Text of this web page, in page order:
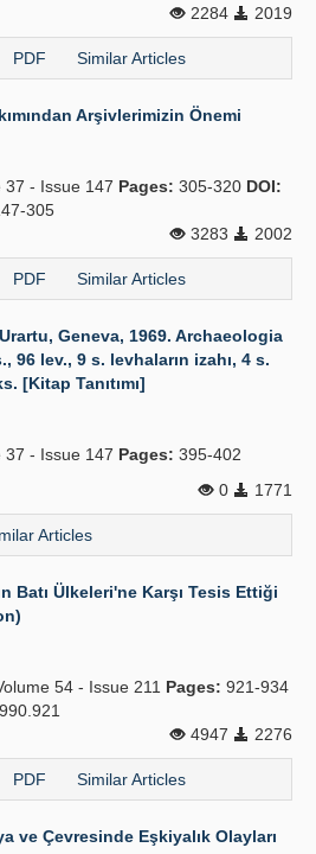
2284
2019
PDF Similar Articles
Arşivlerimizin Önemi
37 - Issue 147 Pages: 305-320 DOI:
305
3283
2002
PDF Similar Articles
Geneva, 1969. Archaeologia
96 lev., 9 s. levhaların izahı, 4 s.
[Kitap Tanıtımı]
37 - Issue 147 Pages: 395-402
0
1771
Articles
Batı Ülkeleri'ne Karşı Tesis Ettiği
54 - Issue 211 Pages: 921-934
4947
2276
PDF Similar Articles
ve Çevresinde Eşkiyalık Olayları